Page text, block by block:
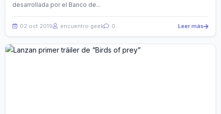
desarrollada por el Banco de...
02 oct 2019 encuentro geek 0 Leer más